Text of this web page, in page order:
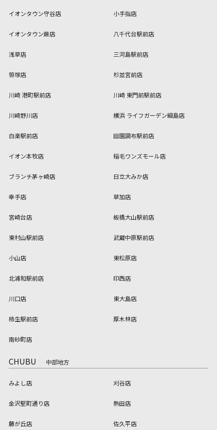
イオンタウン守谷店 小手指店
イオンタウン蕨店 八千代台駅前店
浅草店 三河島駅前店
笹塚店 杉並宮前店
川崎 港町駅前店 川崎 東門前駅前店
川崎野川店 横浜 ライフガーデン綱島店
白楽駅前店 田園調布駅前店
イオン本牧店 稲毛ワンズモール店
ブランチ茅ヶ崎店 日立大みか店
幸手店 草加店
宮崎台店 板橋大山駅前店
東村山駅前店 武蔵中原駅前店
小山店 東松原店
北浦和駅前店 印西店
川口店 東大島店
柿生駅前店 厚木林店
南砂町店
CHUBU 中部地方
みよし店 刈谷店
金沢堅町通り店 熱田店
藤が丘店 佐久平店